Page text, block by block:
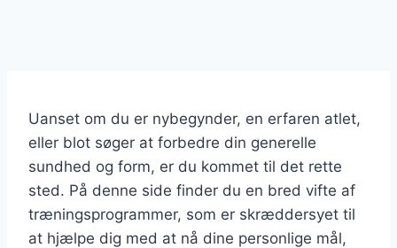
Uanset om du er nybegynder, en erfaren atlet,
eller blot søger at forbedre din generelle
sundhed og form, er du kommet til det rette
sted. På denne side finder du en bred vifte af
træningsprogrammer, som er skræddersyet til
at hjælpe dig med at nå dine personlige mål,